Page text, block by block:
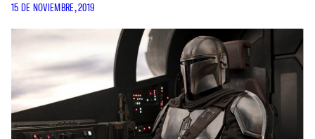
15 DE NOVIEMBRE, 2019